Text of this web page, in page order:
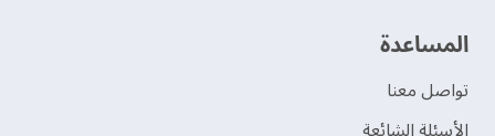
‫المساعدة‬
تواصل معنا